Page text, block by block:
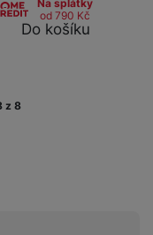
Na splátky
od 790 Kč
Do košíku
z 8